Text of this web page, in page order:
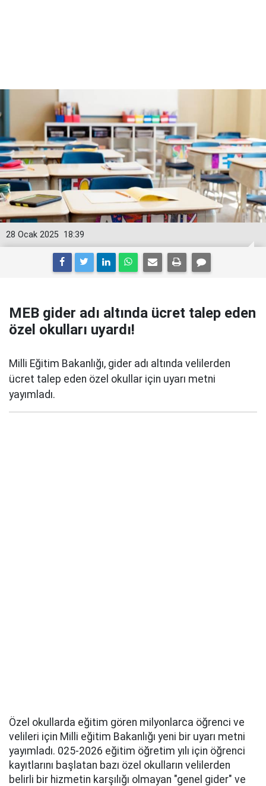
18:39
28 Ocak 2025
MEB gider adı altında ücret talep eden
özel okulları uyardı!
Milli Eğitim Bakanlığı, gider adı altında velilerden
ücret talep eden özel okullar için uyarı metni
yayımladı.
Özel okullarda eğitim gören milyonlarca öğrenci ve
velileri için Milli eğitim Bakanlığı yeni bir uyarı metni
yayımladı. 025-2026 eğitim öğretim yılı için öğrenci
kayıtlarını başlatan bazı özel okulların velilerden
belirli bir hizmetin karşılığı olmayan "genel gider" ve